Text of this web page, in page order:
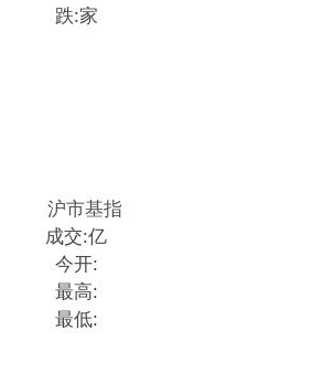
跌:家
成交:亿
今开:
最高:
最低: